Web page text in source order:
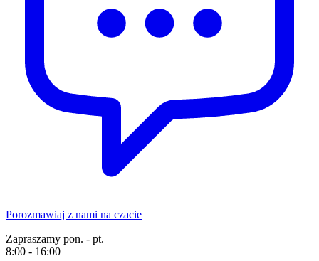
Porozmawiaj z nami na czacie
Zapraszamy pon. - pt.
8:00 - 16:00